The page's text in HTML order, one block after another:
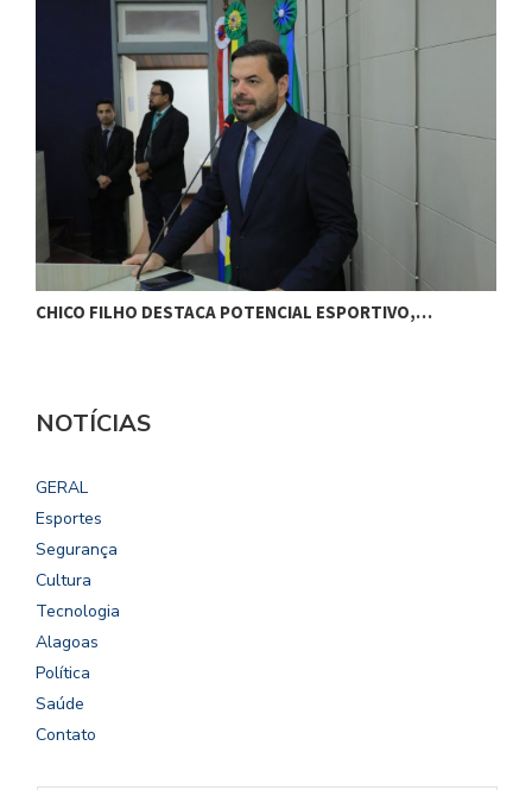
CHICO FILHO DESTACA POTENCIAL ESPORTIVO,…
NOTÍCIAS
GERAL
Esportes
Segurança
Cultura
Tecnologia
Alagoas
Política
Saúde
Contato